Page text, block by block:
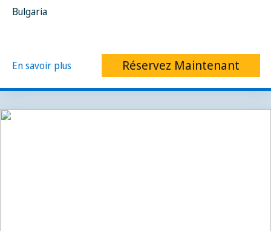
Bulgaria
En savoir plus Réservez Maintenant